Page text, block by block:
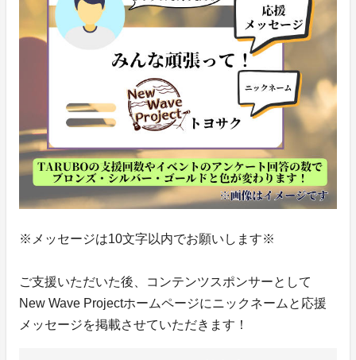
※メッセージは10文字以内でお願いします※
ご支援いただいた後、コンテンツスポンサーとして
New Wave Projectホームページにニックネームと応援
メッセージを掲載させていただきます！